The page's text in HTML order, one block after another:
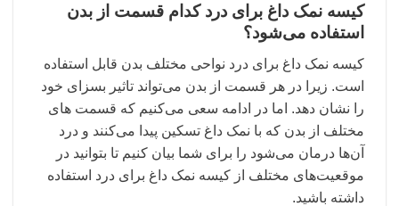
کیسه نمک داغ برای درد کدام قسمت از بدن
استفاده می‌شود؟
کیسه نمک داغ برای درد نواحی مختلف بدن قابل استفاده
است. زیرا در هر قسمت از بدن می‌تواند تاثیر بسزای خود
را نشان دهد. اما در ادامه سعی می‌‌کنیم که قسمت های
مختلف از بدن که با نمک داغ تسکین پیدا می‌کنند و درد
آن‌ها درمان می‌شود را برای شما بیان کنیم تا بتوانید در
موقعیت‌های مختلف از کیسه نمک داغ برای درد استفاده
داشته باشید.